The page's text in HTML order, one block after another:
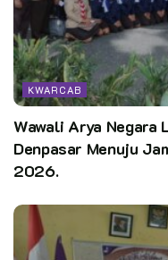
KWARCAB
Wawali Arya Negara
Denpasar Menuju
2026.